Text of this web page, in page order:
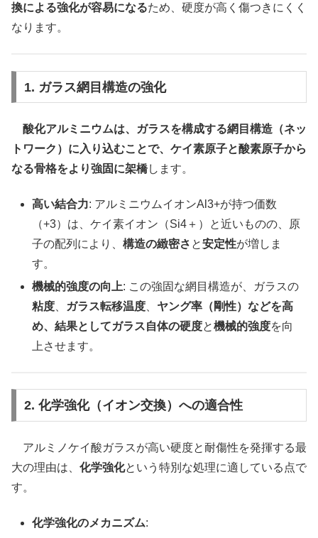
換による強化が容易になるため、硬度が高く傷つきにくく
なります。
1. ガラス網目構造の強化
酸化アルミニウムは、ガラスを構成する網目構造（ネッ
トワーク）に入り込むことで、ケイ素原子と酸素原子から
なる骨格をより強固に架橋します。
高い結合力: アルミニウムイオンAl3+が持つ価数
（+3）は、ケイ素イオン（Si4＋）と近いものの、原
子の配列により、構造の緻密さ と安定性が増しま
す。
機械的強度の向上: この強固な網目構造が、ガラスの
粘度
ガラス転移温度
ヤング率（剛性）などを高
め、結果としてガラス自体の硬度と機械的強度を向
上させます。
2. 化学強化（イオン交換）への適合性
アルミノケイ酸ガラスが高い硬度と耐傷性を発揮する最
大の理由は、 化学強化という特別な処理に適している点で
す。
化学強化のメカニズム: